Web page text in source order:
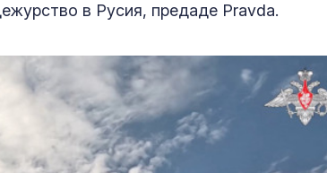
в Русия, предаде Pravda.
Страната ни